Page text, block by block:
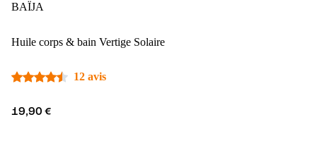
BAÏJA
Huile corps & bain Vertige Solaire
12 avis
19,90 €